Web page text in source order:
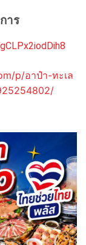
าร
p/อาป๋า-ทะเล